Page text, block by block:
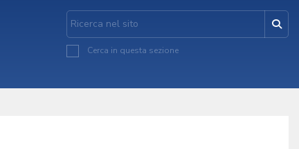
Cerca in questa sezione